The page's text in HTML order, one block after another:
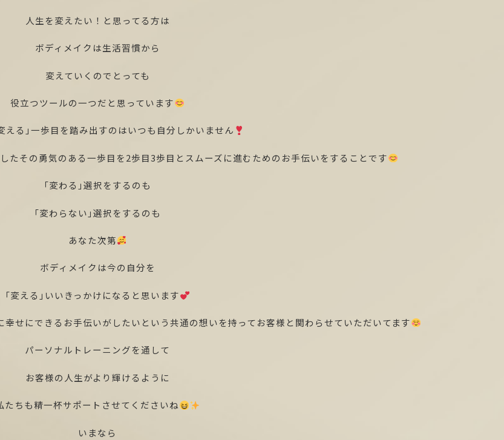
人生を変えたい！と思ってる方は
ボディメイクは生活習慣から
変えていくのでとっても
役立つツールの一つだと思っています
変える」一歩目を踏み出すのはいつも自分しかいません
たその勇気のある一歩目を2歩目3歩目とスムーズに進むためのお手伝いをすることです
「変わる」選択をするのも
「変わらない」選択をするのも
あなた次第
ボディメイクは今の自分を
「変える」いいきっかけになると思います
せにできるお手伝いがしたいという共通の想いを持ってお客様と関わらせていただいてます
パーソナルトレーニングを通して
お客様の人生がより輝けるように
たちも精一杯サポートさせてくださいね
いまなら